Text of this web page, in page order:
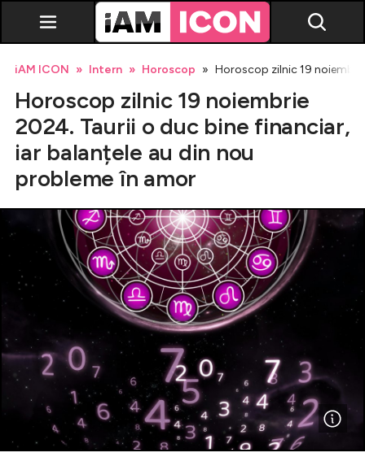
Vedete
Evenimente
Emisiuni TV
Horoscop
Lifestyle
Celebrități
Breaking News
iAM ICON Intern Horoscop Horoscop zilnic 19
Horoscop zilnic 19 noiembrie
2024. Taurii o duc bine financiar,
iar balanțele au din nou
probleme în amor